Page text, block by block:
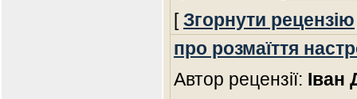
[Згорнути рецензію
про розмаїття
Автор рецензії: Іван